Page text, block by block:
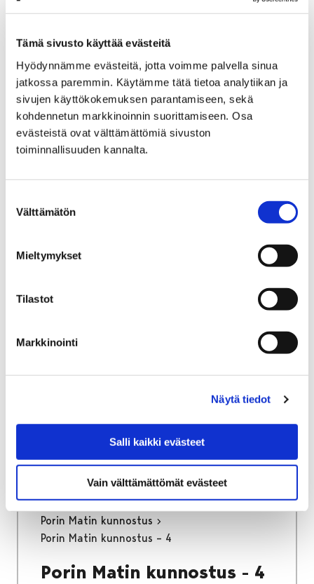
Tämä sivusto käyttää evästeitä
Hyödynnämme evästeitä, jotta voimme palvella sinua
jatkossa paremmin. Käytämme tätä tietoa analytiikan ja
sivujen käyttökokemuksen parantamiseen, sekä
kohdennetun markkinoinnin suorittamiseen. Osa
evästeistä ovat välttämättömiä sivuston
toiminnallisuuden kannalta.
valinta
Välttämätön
Mieltymykset
Tilastot
Markkinointi
Näytä tiedot
Salli kaikki evästeet
Vain välttämättömät evästeet
Porin Matin kunnostus
Porin Matin kunnostus - 6
Etusivu
Porin Matin kunnostus - 9
Etusivu Näyttelyt
Verkkonäyttelyt
Porin Matin kunnostus
Porin Matin kunnostus – 4
Porin Matin kunnostus - 4